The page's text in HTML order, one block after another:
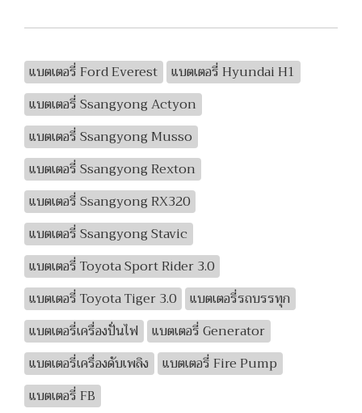
แบตเตอรี่ Ford Everest
แบตเตอรี่ Hyundai H1
แบตเตอรี่ Ssangyong Actyon
แบตเตอรี่ Ssangyong Musso
แบตเตอรี่ Ssangyong Rexton
แบตเตอรี่ Ssangyong RX320
แบตเตอรี่ Ssangyong Stavic
แบตเตอรี่ Toyota Sport Rider 3.0
แบตเตอรี่ Toyota Tiger 3.0
แบตเตอรี่รถบรรทุก
แบตเตอรี่เครื่องปั่นไฟ
แบตเตอรี่ Generator
แบตเตอรี่เครื่องดับเพลิง
แบตเตอรี่ Fire Pump
แบตเตอรี่ FB